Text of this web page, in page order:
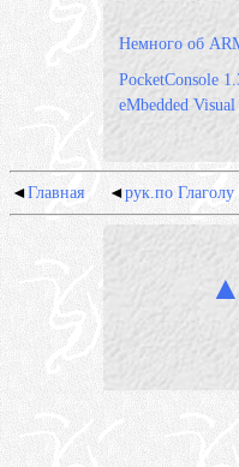
Немного об
PocketConsole
eMbedded
◄Главная ◄рук.по Глаголу
▲